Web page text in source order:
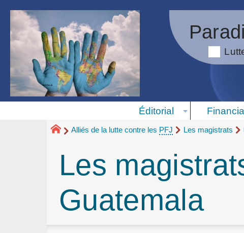
Éditorial
Alliés de la lutte contre les PFJ Les magistrats
Les
Guatemala